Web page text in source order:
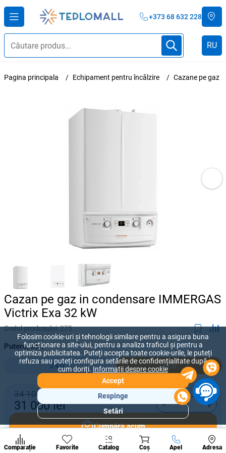
+373 68 632 228
RU
Pagina principala Echipament pentru încălzire Cazane pe gaz
Cazan pe gaz in condensare IMMERGAS
Victrix Exa 32 kW
Codul produsului:275
Putere, kW:
24,0 32,0
34 100 lei
31 000lei - +
Cumpără acum
Comparație Favorite Catalog Coș Apel Adresa
A suna
Secțiuni
populare
de
Folosim cookie-uri și tehnologii similare pentru a asigura buna
funcționare a site-ului, pentru a analiza traficul și pentru a
optimiza publicitatea. Puteți accepta toate cookie-urile, le puteți
refuza sau puteți configura setările de confidențialitate după
cum doriți. Informații despre cookie
Accept
Respinge
Setări